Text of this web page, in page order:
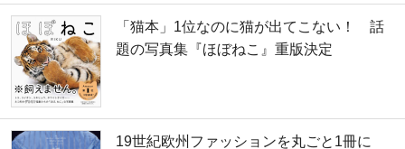
「猫本」1位なのに猫が出てこない！ 話
題の写真集『ほぼねこ』重版決定
19世紀欧州ファッションを丸ごと1冊に